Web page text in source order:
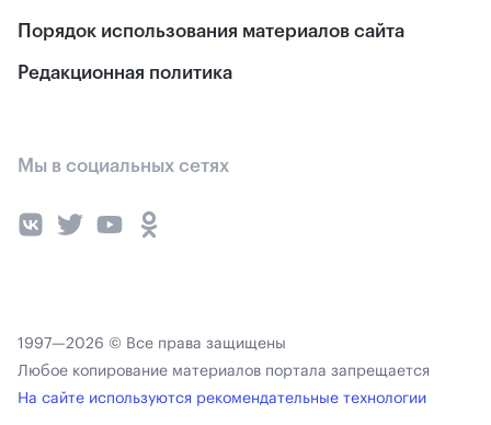
Порядок использования материалов сайта
Редакционная политика
Мы в социальных сетях
1997—2026 © Все права защищены
Любое копирование материалов портала запрещается
На сайте используются рекомендательные технологии